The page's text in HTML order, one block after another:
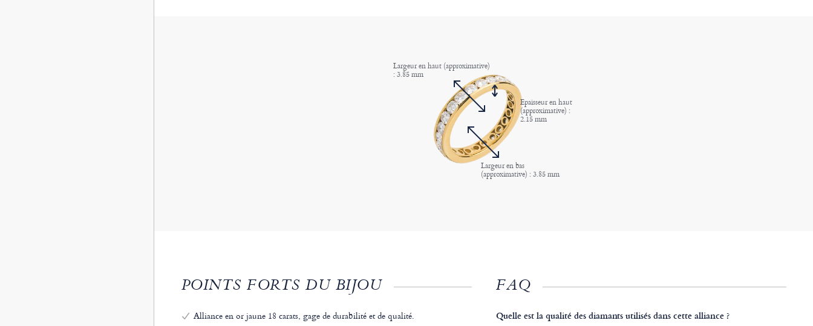
Largeur en haut (approximative)
: 3.85 mm
Epaisseur en haut
(approximative) :
2.15 mm
Largeur en bas
(approximative) : 3.85 mm
POINTS FORTS DU BIJOU
Alliance en or jaune 18 carats, gage de durabilité et de qualité.
FAQ
Quelle est la qualité des diamants utilisés dans cette alliance ?